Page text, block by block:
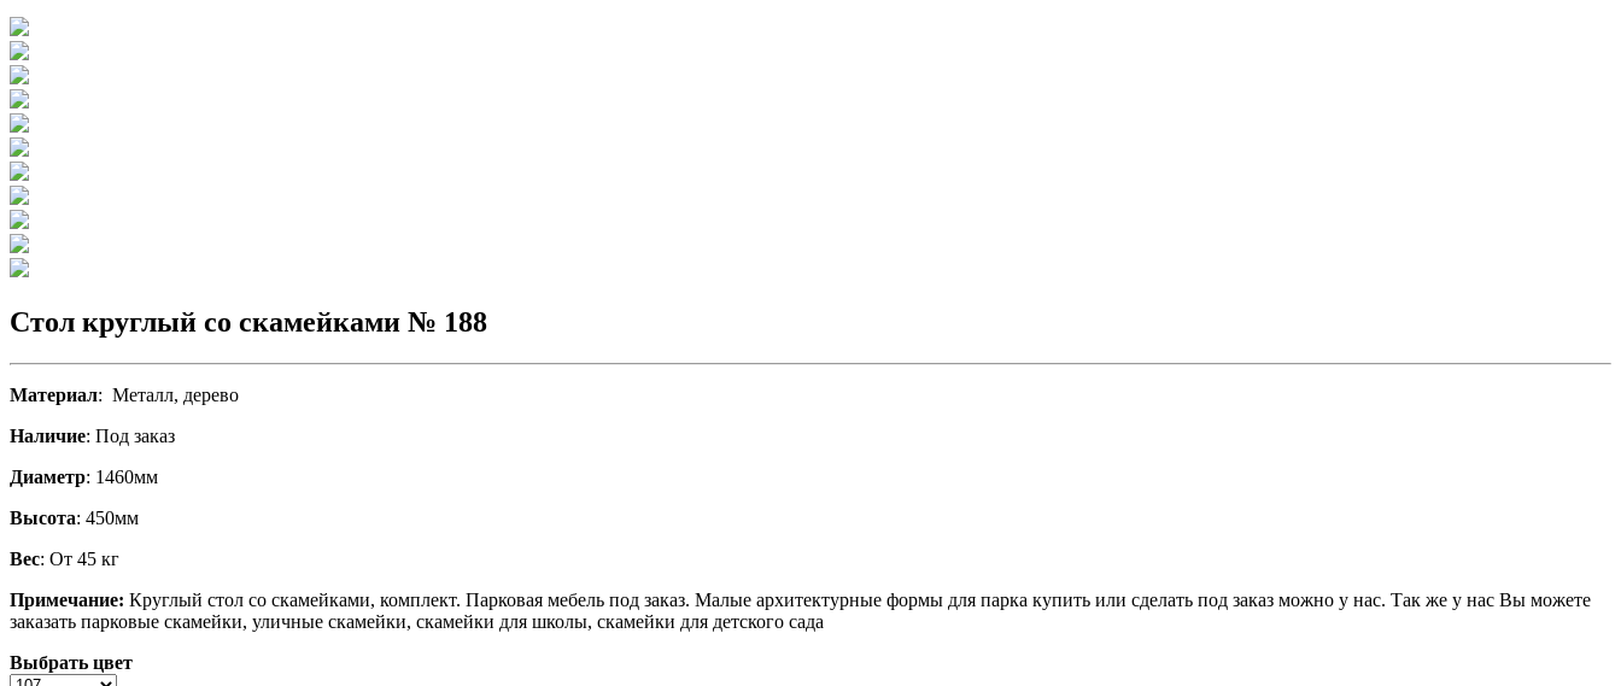
Стол круглый со скамейками № 188
Материал: Металл, дерево
Наличие: Под заказ
Диаметр: 1460мм
Высота: 450мм
Вес: От 45 кг
Примечание: Круглый стол со скамейками, комплект. Парковая мебель под заказ. Малые архитектурные формы для парка купить или сделать под заказ можно у нас. Так же у нас Вы можете
заказать парковые скамейки, уличные скамейки, скамейки для школы, скамейки для детского сада
Выбрать цвет